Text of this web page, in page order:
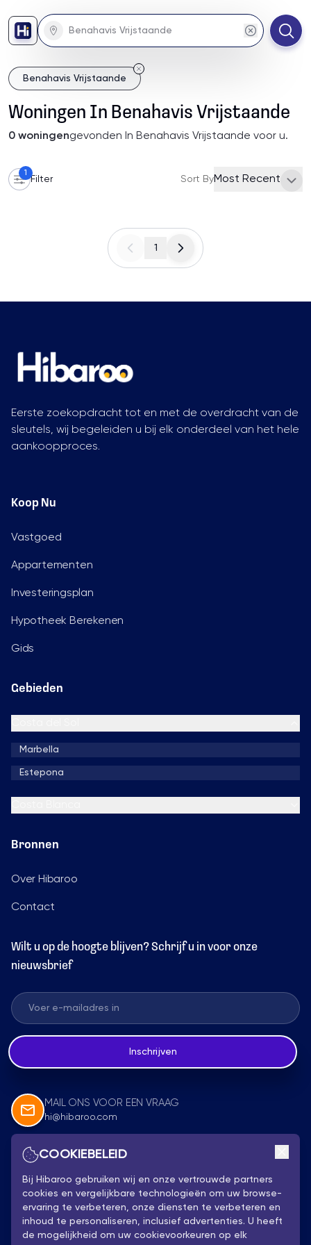
Benahavis Vrijstaande
Woningen In Benahavis Vrijstaande
0 woningengevonden In Benahavis Vrijstaande voor u.
1
Filter Sort ByMost Recent
1
Eerste zoekopdracht tot en met de overdracht van de
sleutels, wij begeleiden u bij elk onderdeel van het hele
aankoopproces.
Koop Nu
Vastgoed
Appartementen
Investeringsplan
Hypotheek Berekenen
Gids
Gebieden
Marbella
Estepona
Bronnen
Over Hibaroo
Contact
Wilt u op de hoogte blijven? Schrijf u in voor onze
nieuwsbrief
Inschrijven
MAIL ONS VOOR EEN VRAAG
hi@hibaroo.com
Volg Ons
COOKIEBELEID
Bij Hibaroo gebruiken wij en onze vertrouwde partners
cookies en vergelijkbare technologieën om uw browse-
ervaring te verbeteren, onze diensten te verbeteren en
inhoud te personaliseren, inclusief advertenties. U heeft
de mogelijkheid om uw cookievoorkeuren op elk